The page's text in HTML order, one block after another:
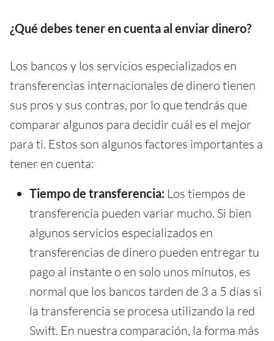
¿Qué debes tener en cuenta al enviar dinero?
Los bancos y los servicios especializados en
transferencias internacionales de dinero tienen
sus pros y sus contras, por lo que tendrás que
comparar algunos para decidir cuál es el mejor
para ti. Estos son algunos factores importantes a
tener en cuenta:
Tiempo de transferencia: Los tiempos de
transferencia pueden variar mucho. Si bien
algunos servicios especializados en
transferencias de dinero pueden entregar tu
pago al instante o en solo unos minutos, es
normal que los bancos tarden de 3 a 5 días si
la transferencia se procesa utilizando la red
Swift. En nuestra comparación, la forma más